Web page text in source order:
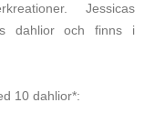
Jessicas
dahlior och finns i
10 dahlior*: